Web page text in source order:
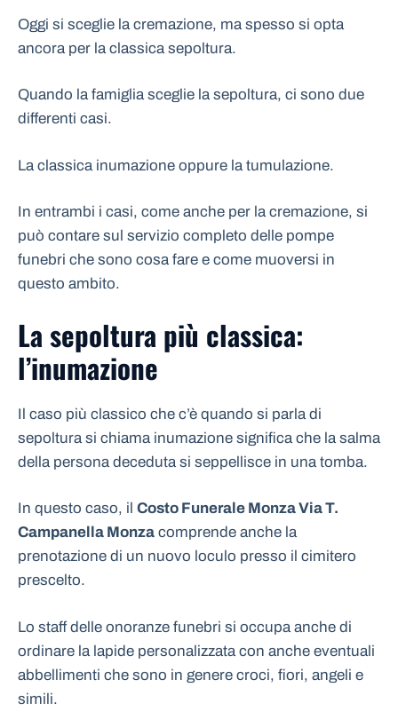
Oggi si sceglie la cremazione, ma spesso si opta
ancora per la classica sepoltura.
Quando la famiglia sceglie la sepoltura, ci sono due
differenti casi.
La classica inumazione oppure la tumulazione.
In entrambi i casi, come anche per la cremazione, si
può contare sul servizio completo delle pompe
funebri che sono cosa fare e come muoversi in
questo ambito.
La sepoltura più classica:
l’inumazione
Il caso più classico che c’è quando si parla di
sepoltura si chiama inumazione significa che la salma
della persona deceduta si seppellisce in una tomba.
In questo caso, il Costo Funerale Monza Via T.
Campanella Monza comprende anche la
prenotazione di un nuovo loculo presso il cimitero
prescelto.
Lo staff delle onoranze funebri si occupa anche di
ordinare la lapide personalizzata con anche eventuali
abbellimenti che sono in genere croci, fiori, angeli e
simili.